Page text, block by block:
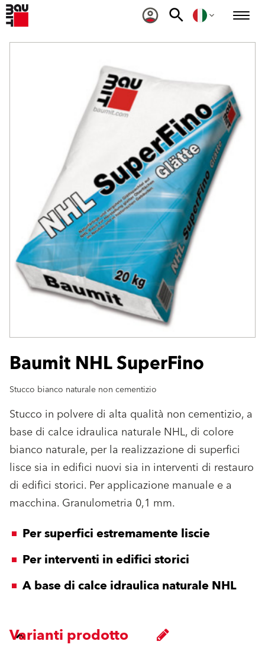
Baumit NHL SuperFino
Stucco bianco naturale non cementizio
Stucco in polvere di alta qualità non cementizio, a
base di calce idraulica naturale NHL, di colore
bianco naturale, per la realizzazione di superfici
lisce sia in edifici nuovi sia in interventi di restauro
di edifici storici. Per applicazione manuale e a
macchina. Granulometria 0,1 mm.
Per superfici estremamente liscie
Per interventi in edifici storici
A base di calce idraulica naturale NHL
Varianti prodotto